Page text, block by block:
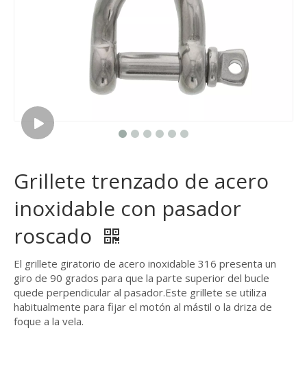
Grillete trenzado de acero
inoxidable con pasador
roscado
El grillete giratorio de acero inoxidable 316 presenta un
giro de 90 grados para que la parte superior del bucle
quede perpendicular al pasador.Este grillete se utiliza
habitualmente para fijar el motón al mástil o la driza de
foque a la vela.